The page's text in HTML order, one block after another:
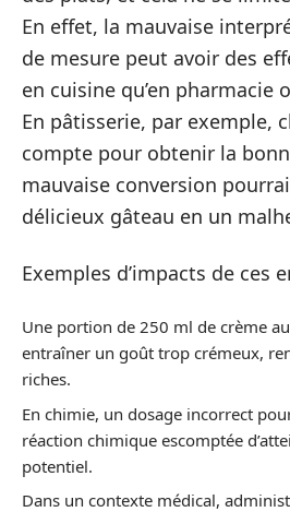
En effet, la mauvaise
de mesure peut avoir des
en cuisine qu’en pharmacie
En pâtisserie, par exemple,
compte pour obtenir la
mauvaise conversion
délicieux gâteau en un
Exemples d’impacts de ces
Une portion de 250 ml de crème
entraîner un goût trop crémeux,
riches.
En chimie, un dosage incorrect
réaction chimique escomptée
potentiel.
Dans un contexte médical,